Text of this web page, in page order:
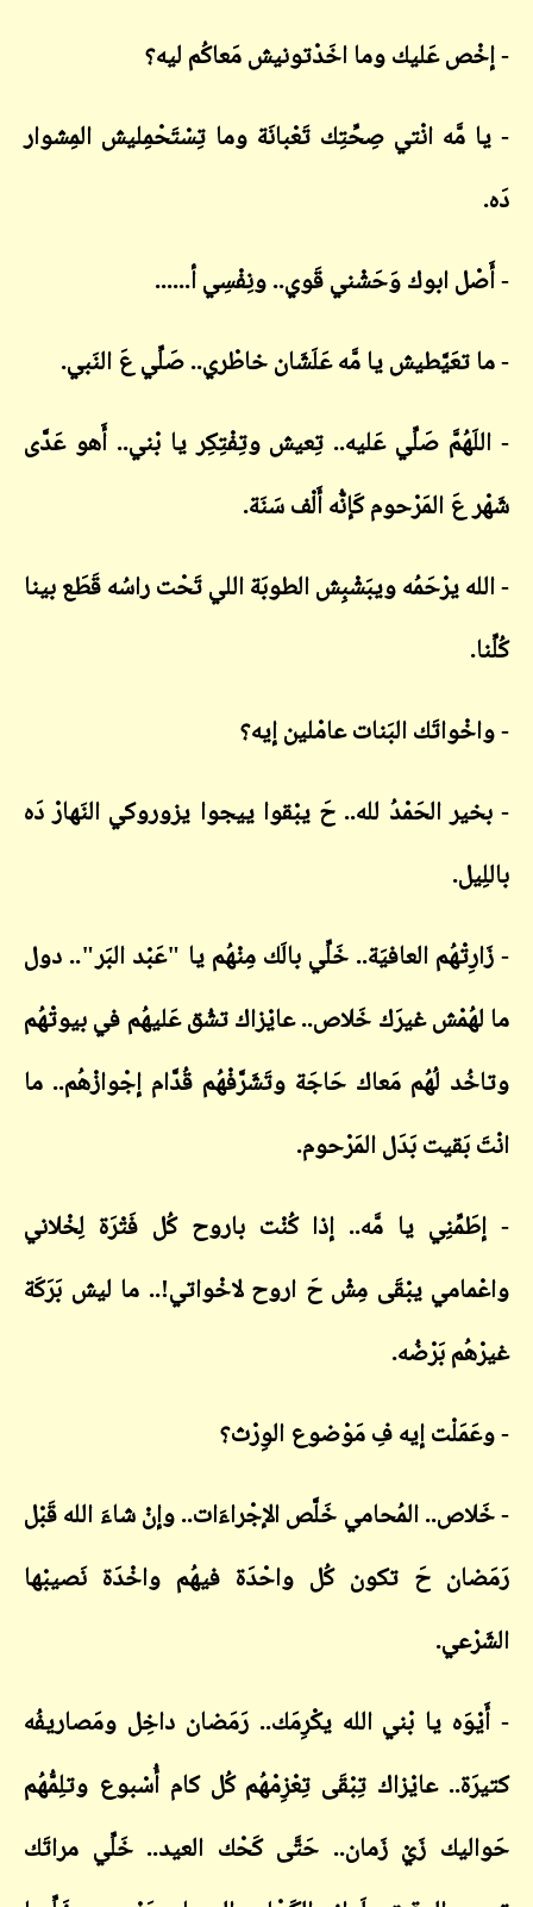
- إخْص عَليك وما اخَدْتونيش مَعاكُم ليه؟
- يا مَّه انْتي صِحِّتِك تَعْبانَة وما تِسْتَحْمِليش المِشوار
دَه.
- أَصْل ابوك وَحَشْني قَوي.. ونِفْسِي أ......
- ما تعَيَّطيش يا مَّه عَلَشَان خاطْري.. صَلِّي عَ النَبي.
- اللَهُمَّ صَلِّي عَليه.. تِعيش وتِفْتِكِر يا بْني.. أَهو عَدَّى
شَهْر عَ المَرْحوم كَإنُّه أَلْف سَنَة.
- الله يرْحَمُه ويبَشْبِش الطوبَة اللي تَحْت راسُه قَطَع بينا
كُلِّنا.
- واخْواتَك البَنات عامْلين إيه؟
- بخير الحَمْدُ لله.. حَ يبْقوا ييجوا يزوروكي النَهارْ دَه
باللِيل.
- زَارِتْهُم العافيَة.. خَلِّي بالَك مِنْهُم يا "عَبْد البَر".. دول
ما لهُمْش غيرَك خَلاص.. عايْزاك تشُق عَليهُم في بيوتْهُم
وتاخُد لُهُم مَعاك حَاجَة وتَشَرَّفْهُم قُدَّام إجْوازْهُم.. ما
انْتَ بَقيت بَدَل المَرْحوم.
- إطَمِّنِي يا مَّه.. إذا كُنْت باروح كُل فَتْرَة لِخْلاني
واعْمامي يبْقَى مِشْ حَ اروح لاخْواتي!.. ما ليش بَرَكَة
غيرْهُم بَرْضُه.
- وعَمَلْت إيه فِ مَوْضوع الوِرْث؟
- خَلاص.. المُحامي خَلَّص الإجْراءَات.. وإنْ شاءَ الله قَبْل
رَمَضان حَ تكون كُل واحْدَة فيهُم واخْدَة نَصيبْها
الشَرْعي.
- أَيْوَه يا بْني الله يكْرِمَك.. رَمَضان داخِل ومَصاريفُه
كتيرَة.. عايْزاك تِبْقَى تِعْزِمْهُم كُل كام أُسْبوع وتلِمُّهُم
حَواليك زَيْ زَمان.. حَتَّى كَحْك العيد.. خَلِّي مراتَك